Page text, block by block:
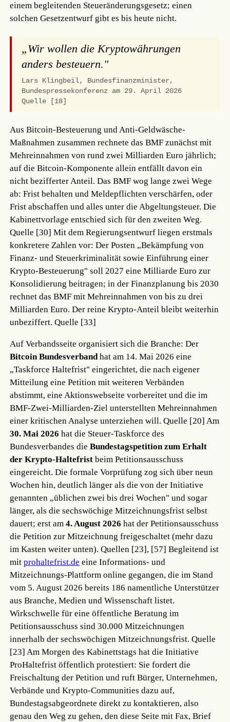
einem begleitenden Steueränderungsgesetz; einen
solchen Gesetzentwurf gibt es bis heute nicht.
„Wir wollen die Kryptowährungen
anders besteuern."
Lars Klingbeil, Bundesfinanzminister,
Bundespressekonferenz am 29. April 2026
Quelle [18]
Aus Bitcoin-Besteuerung und Anti-Geldwäsche-
Maßnahmen zusammen rechnete das BMF zunächst mit
Mehreinnahmen von rund zwei Milliarden Euro jährlich;
auf die Bitcoin-Komponente allein entfällt davon ein
nicht bezifferter Anteil. Das BMF wog lange zwei Wege
ab: Frist behalten und Meldepflichten verschärfen, oder
Frist abschaffen und alles unter die Abgeltungsteuer. Die
Kabinettvorlage entschied sich für den zweiten Weg.
Quelle [30] Mit dem Regierungsentwurf liegen erstmals
konkretere Zahlen vor: Der Posten „Bekämpfung von
Finanz- und Steuerkriminalität sowie Einführung einer
Krypto-Besteuerung" soll 2027 eine Milliarde Euro zur
Konsolidierung beitragen; in der Finanzplanung bis 2030
rechnet das BMF mit Mehreinnahmen von bis zu drei
Milliarden Euro. Der reine Krypto-Anteil bleibt weiterhin
unbeziffert.Quelle [33]
Auf Verbandsseite organisiert sich die Branche: Der
Bitcoin Bundesverbandhat am 14. Mai 2026 eine
„Taskforce Haltefrist" eingerichtet, die nach eigener
Mitteilung eine Petition mit weiteren Verbänden
abstimmt, eine Aktionswebseite vorbereitet und die im
BMF-Zwei-Milliarden-Ziel unterstellten Mehreinnahmen
einer kritischen Analyse unterziehen will.Quelle [20] Am
30. Mai 2026 hat die Steuer-Taskforce des
Bundesverbandes dieBundestagspetition zum Erhalt
der Krypto-Haltefrist beim Petitionsausschuss
eingereicht. Die formale Vorprüfung zog sich über neun
Wochen hin, deutlich länger als die von der Initiative
genannten „üblichen zwei bis drei Wochen" und sogar
länger, als die sechswöchige Mitzeichnungsfrist selbst
dauert; erst am4. August 2026 hat der Petitionsausschuss
die Petition zur Mitzeichnung freigeschaltet (mehr dazu
im Kasten weiter unten).Quellen [23], [57] Begleitend ist
mitprohaltefrist.de eine Informations- und
Mitzeichnungs-Plattform online gegangen, die im Stand
vom 5. August 2026 bereits 186 namentliche Unterstützer
aus Branche, Medien und Wissenschaft listet.
Wirkschwelle für eine öffentliche Beratung im
Petitionsausschuss sind 30.000 Mitzeichnungen
innerhalb der sechswöchigen Mitzeichnungsfrist.Quelle
[23] Am Morgen des Kabinettstags hat die Initiative
ProHaltefrist öffentlich protestiert: Sie fordert die
Freischaltung der Petition und ruft Bürger, Unternehmen,
Verbände und Krypto-Communities dazu auf,
Bundestagsabgeordnete direkt zu kontaktieren, also
genau den Weg zu gehen, den diese Seite mit Fax, Brief